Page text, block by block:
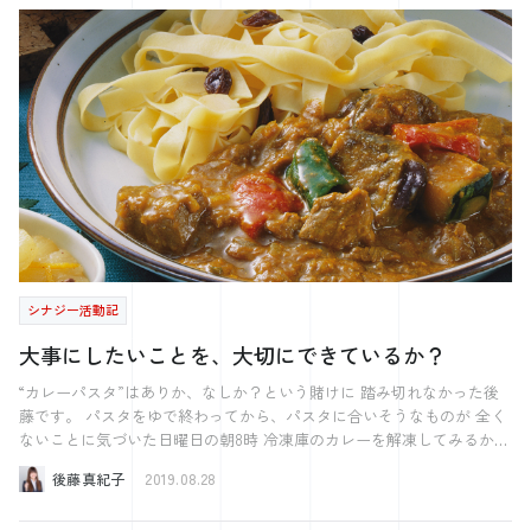
る。 きっと誰もが一度は夢見たことがあるのではないでしょうか？ 何
かを生み出したいのなら、 上の３つのパターンを意識してみるといい
かもしれません。 ③に関しては運ですが。。。 【今週の何切る？】 さ
てさてやってまいりました。 今週でブログリレーも終了ということで
このコーナーもとりあえず最後になります。 参加して頂いたみなさ
ま、ありがとうございました。 では先週の模範解答です。 東1局 自分
は西家 ドラは４マン ７巡目でした。 理想的なテンパイです。 では
何を切って何を待ちましょうか？ まずソーズの７を切ればマンズの
２、５、８待ちです。 これでもかなり強いですが、 もっと強いのがあ
ります。 マンズの６を切るとマンズの２、５、８に加えて７でも待て
ます。 またマンズの３を切るとマンズの４、５、７、８で待てます。
枚数で言うとマンズの７を自分で使っている関係上、 マンズの６切り
の方が待てる枚数は１枚多いです。 しかしマンズの４、すなわちドラ
で待てることを考慮すると マンズの３を切ってリーチが正解になるそ
うです。 ただ個人的には、リーチ者にドラ（しかも４）を打つ人がい
るかどうか疑問ですし、 ドラをツモってもリーチ、ツモ、タンヤオ、
ドラ×２と結局満貫です。 それなら一枚でも多い待ちで待った方がい
いのではと思ってしまいます。 ただドラのマンズの４を切って自分が
振り込むことを考えると、 ドラで待てることはありがたいですが。 今
回はマンズの３を一応正解としますが、 みなさんはどう考えるでしょ
うか？ ぜひ自分なりの理論で自分なりの答えを見つけてみてくださ
一番うしろから全体の動きを分析し相手の次の攻撃を未然に防ぐ指示を
出しているのです。 ※最近はフットサルの時、完全に指示出しをサボ
っている私ですが。。。 テレビで見ているだけでは、あまりわからな
い部分ではありますが、 重要な仕事です。 華々しい勝利の裏には、
そのような見えないけど勝利に大きく貢献する活躍というのがあるもの
です。 なぜ今回私がこのような話を始めにしたかと言うと、 面接な
どにおいてこの見えない貢献を表に出すことは非常に重要であると考え
ているからです。 みなさんは普段どのような面接をしていますか？
・よくある質問 ・会社独自で定めている質問 ・個人の意見を引き出す
問いかけ 様々な面接があると思います。 その中で私がぜひおすすめ
したいのは、 【コンピテンシー面接】です。 【コンピテンシー面
接】というのは、 対象者が一番頑張ったことについて話してもらい、
そのなかでどのような行動をとったかを話してもらう中で、その人の行
動特性を明確にするというものです。 この【コンピテンシー面接】を
行う際には、 多くの質問を投げかけるのではなく、1つのことに対して
深く内容を掘って話をしていきます。 なので、 ・学生が気持ちよく話
をすることができ、承認欲求を満たすことができる。 ・学生が実際に
活動する場面でどのような行動をするのか過去の行動を基に把握するこ
とができるので、ミスマッチを減らすことができる。 という両者にと
ってのメリットがあります。 学生の多くは面接に苦手意識を持ってい
るので、対話形式で過去の活動を思い出しながら話すという面接は意外
シナジー活動記
大事にしたいことを、大切にできているか？
“カレーパスタ”はありか、なしか？という賭けに 踏み切れなかった後
藤です。 パスタをゆで終わってから、パスタに合いそうなものが 全く
ないことに気づいた日曜日の朝8時 冷凍庫のカレーを解凍してみるか、
それともパスタソースを買いに行くか、 10分ほど台所をうろついた末
に パスタソースを買いに行きました･･･！ 自分の冒険できなささにガ
後藤真紀子 2019.08.28